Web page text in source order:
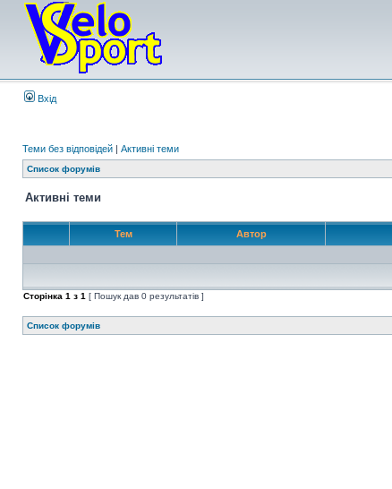
Вхід
Теми без відповідей | Активні теми
Список форумів
Активні теми
Тем Автор
Сторінка 1 з 1 [ Пошук дав 0 результатів ]
Список форумів